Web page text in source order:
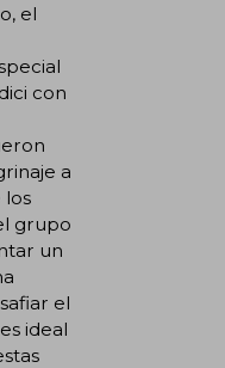
el
con
a
los
grupo
un
el
ideal